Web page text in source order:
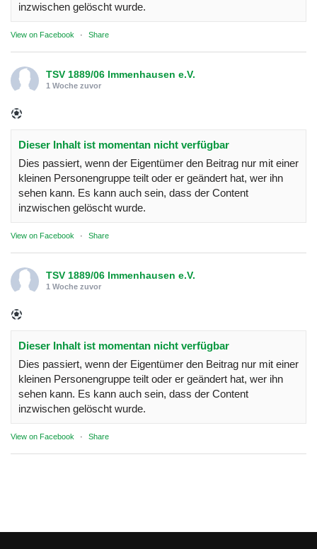
inzwischen gelöscht wurde.
View on Facebook · Share
TSV 1889/06 Immenhausen e.V.
1 Woche zuvor
Dieser Inhalt ist momentan nicht verfügbar
Dies passiert, wenn der Eigentümer den Beitrag nur mit einer
kleinen Personengruppe teilt oder er geändert hat, wer ihn
sehen kann. Es kann auch sein, dass der Content
inzwischen gelöscht wurde.
View on Facebook · Share
TSV 1889/06 Immenhausen e.V.
1 Woche zuvor
Dieser Inhalt ist momentan nicht verfügbar
Dies passiert, wenn der Eigentümer den Beitrag nur mit einer
kleinen Personengruppe teilt oder er geändert hat, wer ihn
sehen kann. Es kann auch sein, dass der Content
inzwischen gelöscht wurde.
View on Facebook · Share